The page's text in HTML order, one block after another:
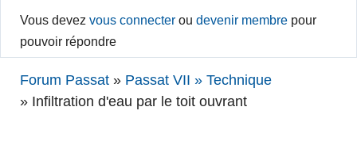
Vous devezvous connecter oudevenir membre pour
pouvoir répondre
Forum Passat » Passat VII » Technique
» Infiltration d'eau par le toit ouvrant